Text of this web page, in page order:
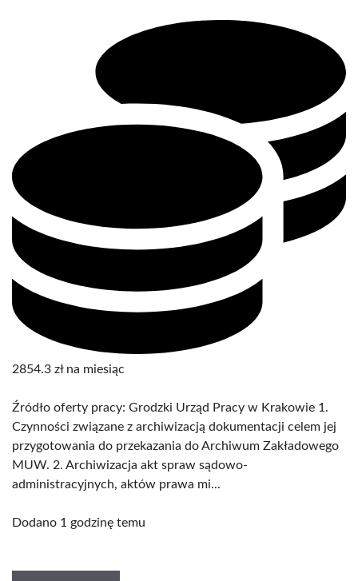
2854.3 zł na miesiąc
Źródło oferty pracy: Grodzki Urząd Pracy w Krakowie 1.
Czynności związane z archiwizacją dokumentacji celem jej
przygotowania do przekazania do Archiwum Zakładowego
MUW. 2. Archiwizacja akt spraw sądowo-
administracyjnych, aktów prawa mi...
Dodano 1 godzinę temu